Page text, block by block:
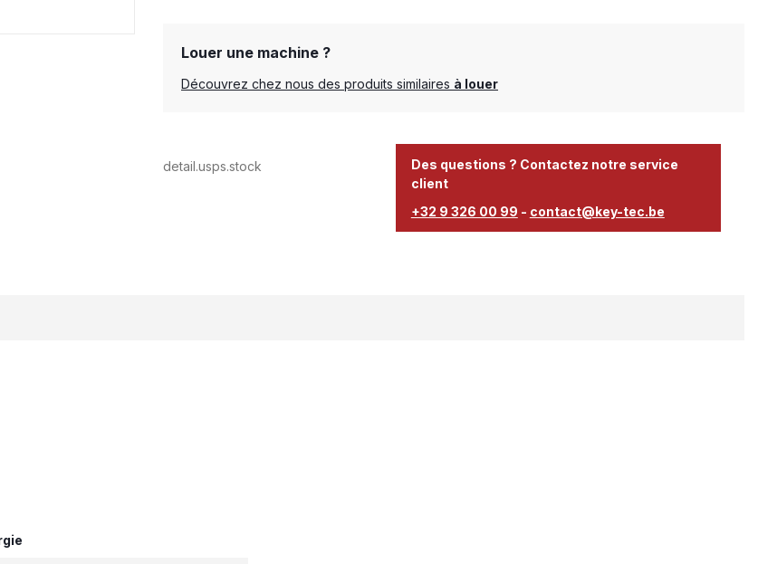
Louer une machine ?
Découvrez chez nous des produits similaires à louer
detail.usps.stock
Des questions ? Contactez notre service
client
+32 9 326 00 99 - contact@key-tec.be